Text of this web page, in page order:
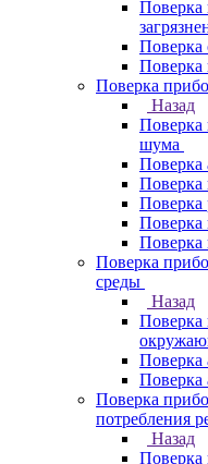
Поверка
Поверка
Поверка
Поверка
Назад
Поверка
шума
Поверка
Поверка
Поверка
Поверка
Поверка
среды
Назад
Поверка
Поверка
Поверка
Поверка
потребления
Назад
Поверка